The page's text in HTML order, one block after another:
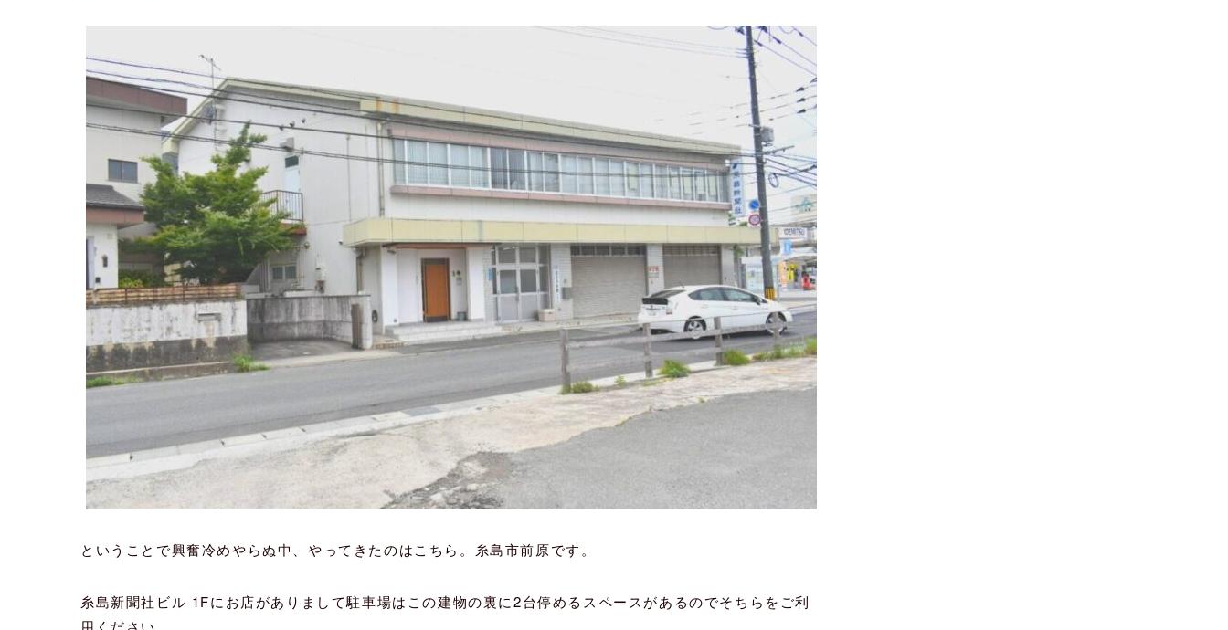
ということで興奮冷めやらぬ中、やってきたのはこちら。糸島市前原です。
糸島新聞社ビル 1Fにお店がありまして駐車場はこの建物の裏に2台停めるスペースがあるのでそちらをご利
用ください。